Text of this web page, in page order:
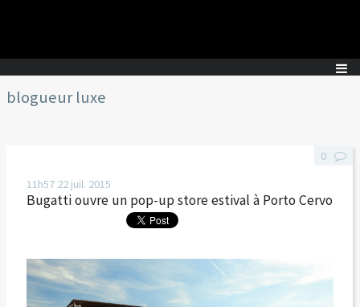
blogueur luxe
11h57 22 juil. 2015
Bugatti ouvre un pop-up store estival à Porto Cervo
0